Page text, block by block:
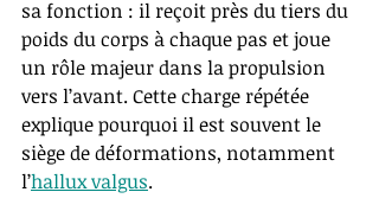
sa fonction : il reçoit près du tiers du
poids du corps à chaque pas et joue
un rôle majeur dans la propulsion
vers l’avant. Cette charge répétée
explique pourquoi il est souvent le
siège de déformations, notamment
l’hallux valgus.